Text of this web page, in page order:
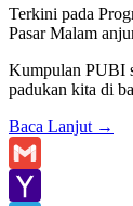
Terkini pada
Pasar Malam
Kumpulan PUBI
padukan kita di
Baca Lanjut →
Gmail